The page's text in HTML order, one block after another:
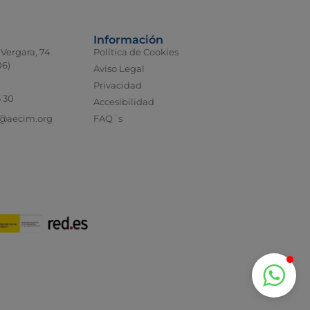
74
30
Información
Política de Cookies
Aviso Legal
Privacidad
Accesibilidad
FAQ´s